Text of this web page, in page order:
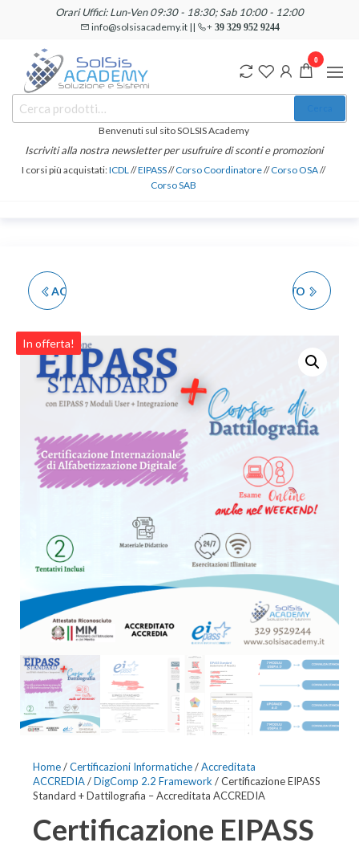
contenuto
Orari Uffici: Lun-Ven 09:30 - 18:30; Sab 10:00 - 12:00
info@solsisacademy.it || + 39 329 952 9244
SOLSIS
Academy
Corsi e
Certificazioni
Linguistiche
Benvenuti sul sito SOLSIS Academy
Iscriviti alla nostra newsletter per usufruire di sconti e promozioni
I corsi più acquistati:ICDL//EIPASS//Corso Coordinatore//Corso OSA//
Corso SAB
0
ACCESSO FASTTRACK -
CORREZIONE VELOCE
IN 5GG FAST TRACK
CORSO PER PREPOSTO
In offerta!
Home/Certificazioni Informatiche/Accreditata
ACCREDIA/DigComp 2.2 Framework / Certificazione EIPASS
Standard + Dattilografia – Accreditata ACCREDIA
Certificazione EIPASS